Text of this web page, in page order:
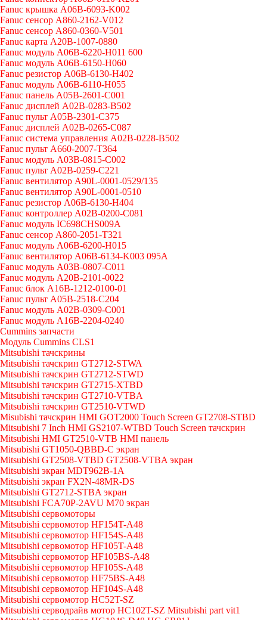
Fanuc крышка A06B-6093-K002
Fanuc сенсор A860-2162-V012
Fanuc сенсор A860-0360-V501
Fanuc карта A20B-1007-0880
Fanuc модуль A06B-6220-H011 600
Fanuc модуль A06B-6150-H060
Fanuc резистор A06B-6130-H402
Fanuc модуль A06B-6110-H055
Fanuc панель A05B-2601-C001
Fanuc дисплей A02B-0283-B502
Fanuc пульт A05B-2301-C375
Fanuc дисплей A02B-0265-C087
Fanuc система управления A02B-0228-B502
Fanuc пульт A660-2007-T364
Fanuc модуль A03B-0815-C002
Fanuc пульт A02B-0259-C221
Fanuc вентилятор A90L-0001-0529/135
Fanuc вентилятор A90L-0001-0510
Fanuc резистор A06B-6130-H404
Fanuc контроллер A02B-0200-C081
Fanuc модуль IC698CHS009A
Fanuc сенсор A860-2051-T321
Fanuc модуль A06B-6200-H015
Fanuc вентилятор A06B-6134-K003 095A
Fanuc модуль A03B-0807-C011
Fanuc модуль A20B-2101-0022
Fanuc блок A16B-1212-0100-01
Fanuc пульт A05B-2518-C204
Fanuc модуль A02B-0309-C001
Fanuc модуль A16B-2204-0240
Cummins запчасти
Модуль Cummins CLS1
Mitsubishi тачскрины
Mitsubishi тачскрин GT2712-STWA
Mitsubishi тачскрин GT2712-STWD
Mitsubishi тачскрин GT2715-XTBD
Mitsubishi тачскрин GT2710-VTBA
Mitsubishi тачскрин GT2510-VTWD
Misubishi тачскрин HMI GOT2000 Touch Screen GT2708-STBD
Mitsubishi 7 Inch HMI GS2107-WTBD Touch Screen тачскрин
Mitsubishi HMI GT2510-VTB HMI панель
Mitsubishi GT1050-QBBD-C экран
Mitsubishi GT2508-VTBD GT2508-VTBA экран
Mitsubishi экран MDT962B-1A
Mitsubishi экран FX2N-48MR-DS
Mitsubishi GT2712-STBA экран
Mitsubishi FCA70P-2AVU M70 экран
Mitsubishi сервомоторы
Mitsubishi сервомотор HF154T-A48
Mitsubishi сервомотор HF154S-A48
Mitsubishi сервомотор HF105T-A48
Mitsubishi сервомотор HF105BS-A48
Mitsubishi сервомотор HF105S-A48
Mitsubishi сервомотор HF75BS-A48
Mitsubishi сервомотор HF104S-A48
Mitsubishi сервомотор HC52T-SZ
Mitsubishi серводрайв мотор HC102T-SZ Mitsubishi part vit1